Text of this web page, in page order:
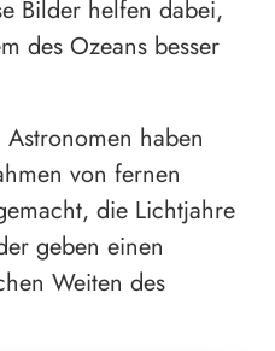
Bilder helfen dabei,
des Ozeans besser
haben
von fernen
die Lichtjahre
geben einen
Weiten des